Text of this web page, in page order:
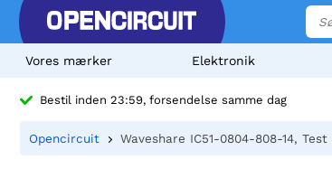
Vores mærker Elektronik
Bestil inden 23:59, forsendelse samme dag
Opencircuit Waveshare IC51-0804-808-14,